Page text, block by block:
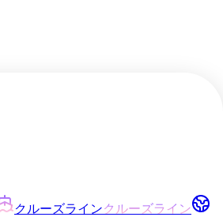
クルーズラインクルーズライン